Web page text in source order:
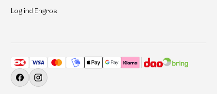
Log ind Engros
Accepterede betalingsmetoder
FacebookInstagram